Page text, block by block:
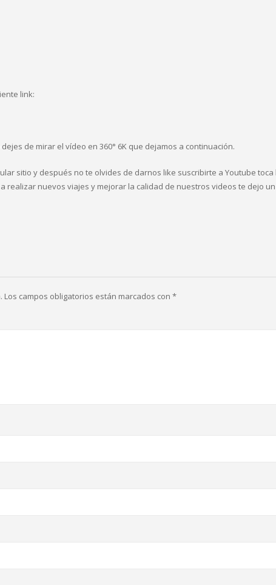
link:
de mirar el vídeo en 360° 6K que dejamos a continuación.
sitio y después no te olvides de darnos like suscribirte a Youtube
realizar nuevos viajes y mejorar la calidad de nuestros videos te dejo
Los campos obligatorios están marcados con *